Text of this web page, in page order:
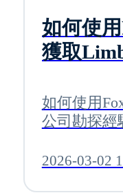
如何使
獲取
如何使用
公司勘探經
2026-03-02